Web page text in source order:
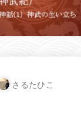
さるたひこ